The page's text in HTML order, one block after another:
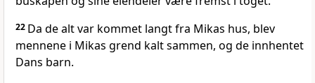
22 Da de alt var kommet langt fra Mikas hus, blev
mennene i Mikas grend kalt sammen, og de innhentet
Dans barn.